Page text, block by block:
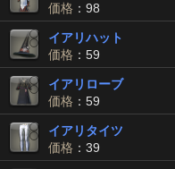
価格 ：98
イアリハット
価格 ：59
イアリローブ
価格 ：59
イアリタイツ
価格 ：39